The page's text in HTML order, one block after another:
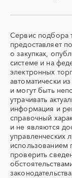
ТЭН
УКПГ
Аварийные
Авиационные
Автобус
Автогрейдер
Автоматизация
Автомобильные
Автотранспорт
Адсорбенты
Сервис подбора
предоставляет
о закупках,
системе и на
электронных
автоматически
и могут быть
утрачивать
информация и
справочный
и не являются
управленческих
использованием
проверить